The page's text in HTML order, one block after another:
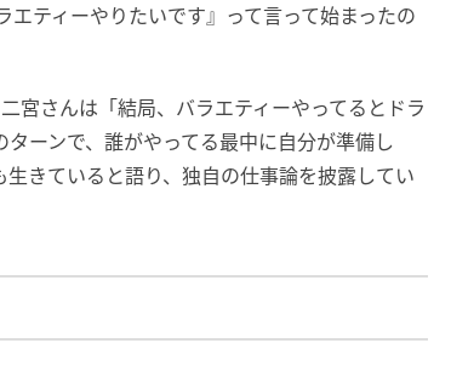
ティーやりたいです』って言って始まったの
宮さんは「結局、バラエティーやってるとドラ
ーンで、誰がやってる最中に自分が準備し
きていると語り、独自の仕事論を披露してい